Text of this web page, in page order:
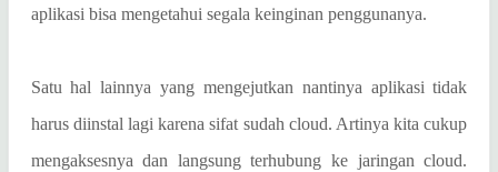
aplikasi bisa mengetahui segala keinginan penggunanya.
Satu hal lainnya yang mengejutkan nantinya aplikasi tidak
harus diinstal lagi karena sifat sudah cloud. Artinya kita cukup
mengaksesnya dan langsung terhubung ke jaringan cloud.